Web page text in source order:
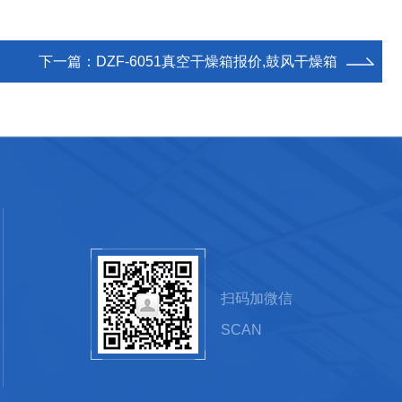
下一篇： DZF-6051真空干燥箱报价,鼓风干燥箱
扫码加微信
SCAN